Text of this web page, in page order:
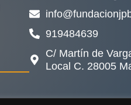
919484639
C/ Martín de
Local C. 28005